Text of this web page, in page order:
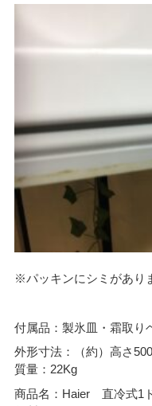
※パッキンにシミがあり
付属品：製氷皿・霜取り
外形寸法：（約）高さ
質量：22Kg
商品名：Haier 直冷式1